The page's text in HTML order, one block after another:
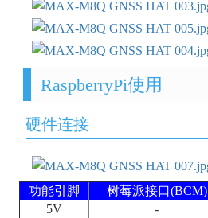
RaspberryPi使用
硬件连接
功能引脚 树莓派接口(BCM)
5V
-